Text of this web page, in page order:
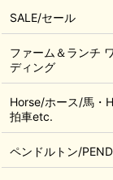
SALE/セール
ファーム＆ランチ
ディング
Horse/ホース/馬・
拍車etc.
ペンドルトン/